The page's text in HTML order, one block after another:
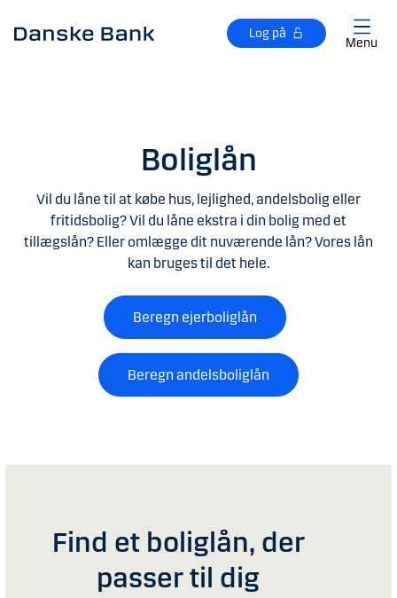
Log på
Menu
Boliglån
Vil du låne til at købe hus, lejlighed, andelsbolig eller
fritidsbolig? Vil du låne ekstra i din bolig med et
tillægslån? Eller omlægge dit nuværende lån?Vores lån
kan bruges til det hele.
Beregn ejerboliglån
Beregn andelsboliglån
Find et boliglån, der
passer til dig